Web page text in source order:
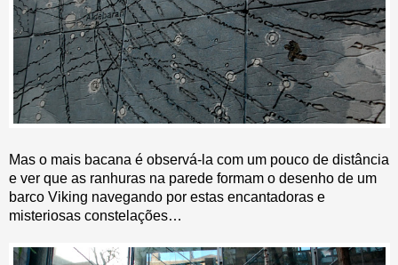
Mas o mais bacana é observá-la com um pouco de distância
e ver que as ranhuras na parede formam o desenho de um
barco Viking navegando por estas encantadoras e
misteriosas constelações…